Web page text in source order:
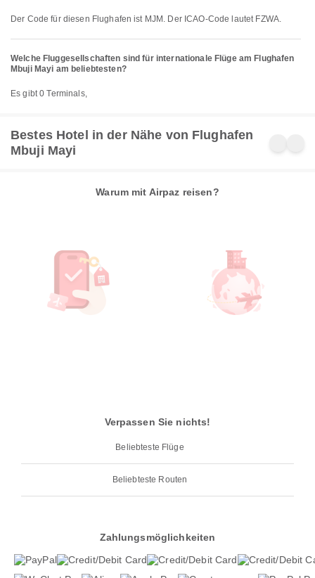
Der Code für diesen Flughafen ist MJM. Der ICAO-Code lautet FZWA.
Welche Fluggesellschaften sind für internationale Flüge am Flughafen
Mbuji Mayi am beliebtesten?
Es gibt 0 Terminals,
Bestes Hotel in der Nähe von Flughafen
Mbuji Mayi
Warum mit Airpaz reisen?
Verpassen Sie nichts!
Beliebteste Flüge
Beliebteste Routen
Zahlungsmöglichkeiten